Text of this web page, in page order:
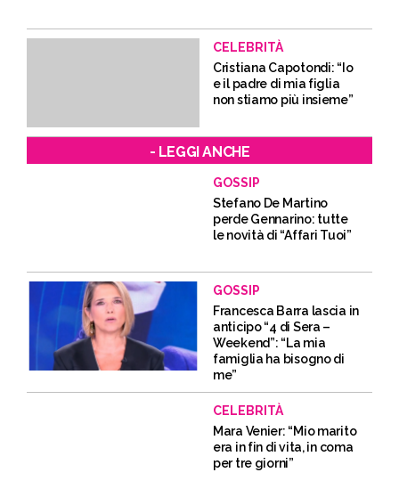
CELEBRITÀ
Cristiana Capotondi: “Io
e il padre di mia figlia
non stiamo più insieme”
- LEGGI ANCHE
GOSSIP
Stefano De Martino
perde Gennarino: tutte
le novità di “Affari Tuoi”
GOSSIP
Francesca Barra lascia in
anticipo “4 di Sera –
Weekend”: “La mia
famiglia ha bisogno di
me”
CELEBRITÀ
Mara Venier: “Mio marito
era in fin di vita, in coma
per tre giorni”